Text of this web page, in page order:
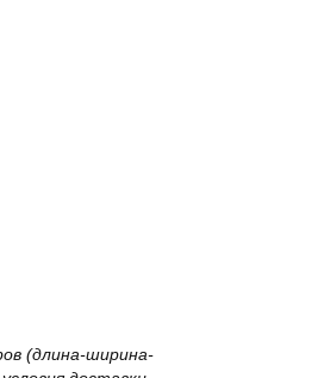
(длина-ширина-